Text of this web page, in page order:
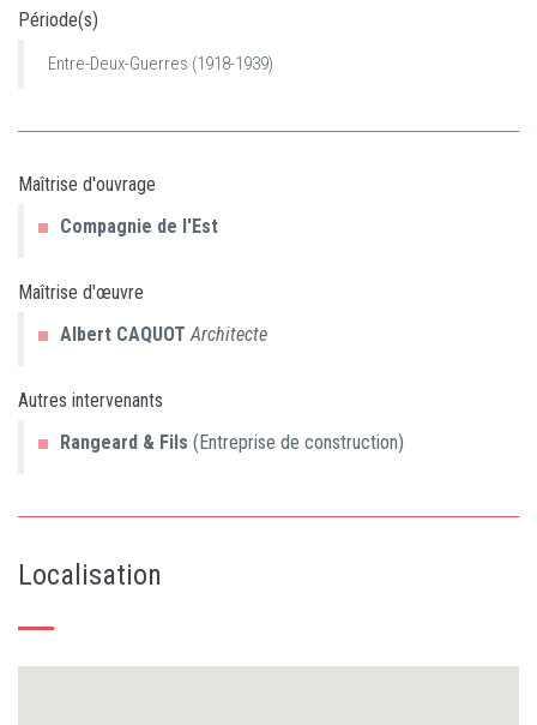
Période(s)
Entre-Deux-Guerres (1918-1939)
Maîtrise d'ouvrage
Compagnie de l'Est
Maîtrise d'œuvre
Albert CAQUOT Architecte
Autres intervenants
Rangeard & Fils (Entreprise de construction)
Localisation